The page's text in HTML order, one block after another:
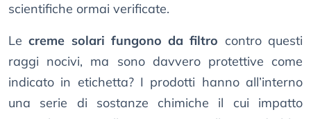
scientifiche ormai verificate.
Lecreme solari fungono da filtro contro questi
raggi nocivi, ma sono davvero protettive come
indicato in etichetta? I prodotti hanno all’interno
una serie di sostanze chimiche il cui impatto